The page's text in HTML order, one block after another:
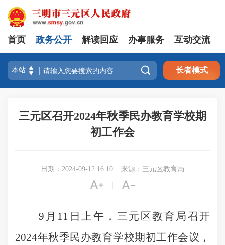
首页 政务公开 解读回应 办事服务 互动交流
 长者模式
三元区召开2024年秋季民办教育学校期
初工作会
日期：2024-09-12 16:10 来源：三元区教育局
 
9月11日上午，三元区教育局召开
2024年秋季民办教育学校期初工作会议，